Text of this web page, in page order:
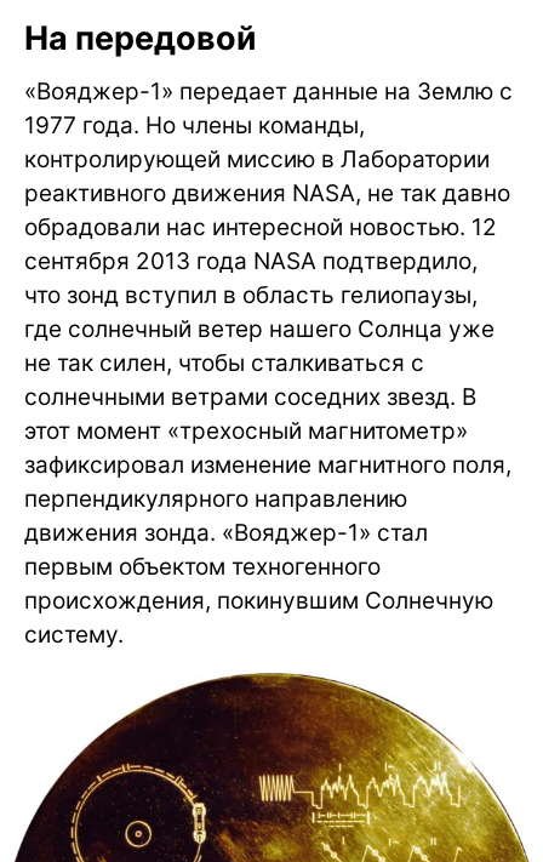
На передовой
«Вояджер-1» передает данные на Землю с
1977 года. Но члены команды,
контролирующей миссию в Лаборатории
реактивного движения NASA, не так давно
обрадовали нас интересной новостью. 12
сентября 2013 года NASA подтвердило,
что зонд вступил в область гелиопаузы,
где солнечный ветер нашего Солнца уже
не так силен, чтобы сталкиваться с
солнечными ветрами соседних звезд. В
этот момент «трехосный магнитометр»
зафиксировал изменение магнитного поля,
перпендикулярного направлению
движения зонда. «Вояджер-1» стал
первым объектом техногенного
происхождения, покинувшим Солнечную
систему.